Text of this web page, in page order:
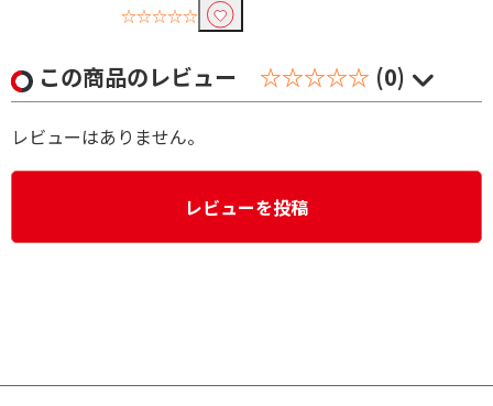
☆☆☆☆☆
この商品のレビュー ☆☆☆☆☆ (0)
レビューはありません。
レビューを投稿